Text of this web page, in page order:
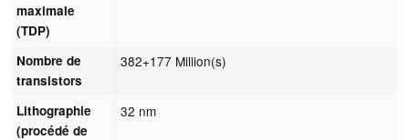
maximale
(TDP)
Nombre de
transistors
382+177 Million(s)
Lithographie
(procédé de
32 nm